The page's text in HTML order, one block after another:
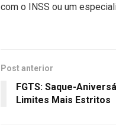
com o INSS ou um
Post anterior
FGTS: Saque-
Limites Mais Estritos